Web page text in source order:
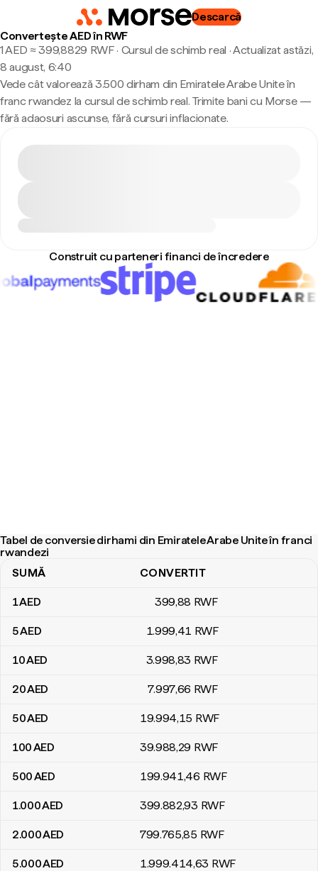
Descarcă
Convertește AED în RWF
1 AED ≈ 399,8829 RWF · Cursul de schimb real ·Actualizat astăzi,
8 august, 6:40
Vede cât valorează 3.500 dirham din Emiratele Arabe Unite în
franc rwandez la cursul de schimb real. Trimite bani cu Morse —
fără adaosuri ascunse, fără cursuri inflacionate.
Construit cu parteneri financi de încredere
Tabel de conversie dirhami din Emiratele Arabe Unite în franci
rwandezi
Tabel de conversie dirhami din Emiratele Arabe Unite în franci
SUMĂ CONVERTIT
1AED 399,88 RWF
5AED 1.999,41 RWF
10AED 3.998,83 RWF
20AED 7.997,66 RWF
50AED 19.994,15 RWF
100AED 39.988,29 RWF
500AED 199.941,46 RWF
1.000AED 399.882,93 RWF
2.000AED 799.765,85 RWF
5.000AED 1.999.414,63 RWF